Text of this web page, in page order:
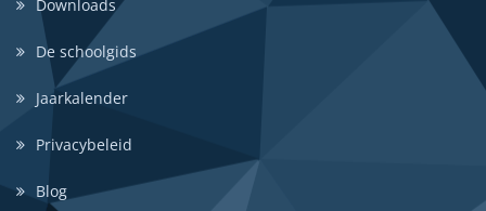
Downloads
De schoolgids
Jaarkalender
Privacybeleid
Blog